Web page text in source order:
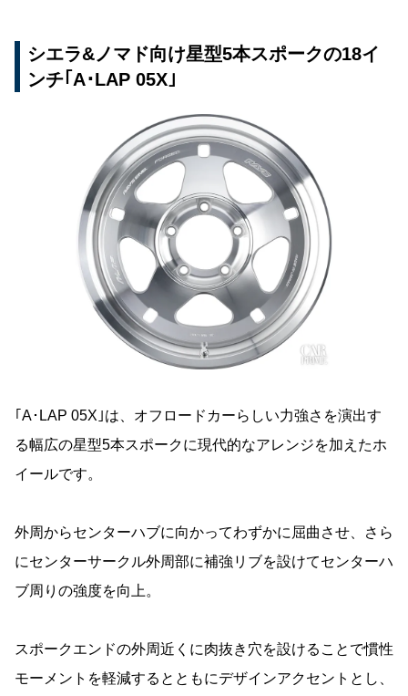
シエラ&ノマド向け星型5本スポークの18イ
ンチ｢A･LAP 05X｣
｢A･LAP 05X｣は、オフロードカーらしい力強さを演出す
る幅広の星型5本スポークに現代的なアレンジを加えたホ
イールです。
外周からセンターハブに向かってわずかに屈曲させ、さら
にセンターサークル外周部に補強リブを設けてセンターハ
ブ周りの強度を向上。
スポークエンドの外周近くに肉抜き穴を設けることで慣性
モーメントを軽減するとともにデザインアクセントとし、